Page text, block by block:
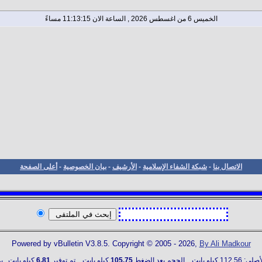
الخميس 6 من اغسطس 2026 , الساعة الان 11:13:16 مساءً
الاتصال بنا - شبكة الشفاء الإسلامية - الأرشيف - بيان الخصوصية - أعلى الصفحة
Powered by vBulletin V3.8.5. Copyright © 2005 - 2026, By Ali Madkour
بعد الضغط 105.75 كيلو بايت... تم توفير 6.81 كيلو